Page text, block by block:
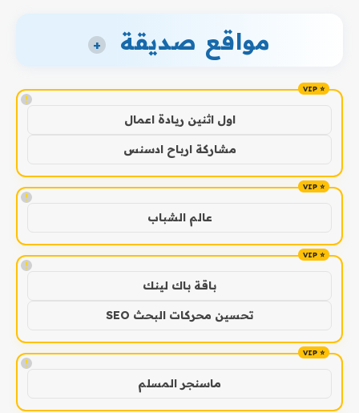
مواقع صديقة +
!
اول اثنين ريادة اعمال
مشاركة ارباح ادسنس
!
عالم الشباب
!
باقة باك لينك
تحسين محركات البحث SEO
!
ماسنجر المسلم